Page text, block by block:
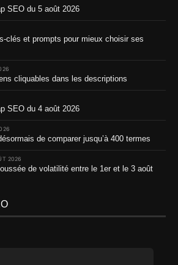
SEO du 5 août 2026
clés et prompts pour mieux choisir ses
cliquables dans les descriptions
SEO du 4 août 2026
de comparer jusqu’à 400 termes
2026
de volatilité entre le 1er et le 3 août